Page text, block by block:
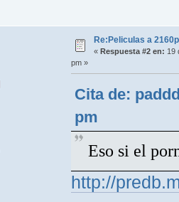
Re:Peliculas a
« Respuesta #2 en: 19
pm »
Cita de:
pm
Eso si el
http://